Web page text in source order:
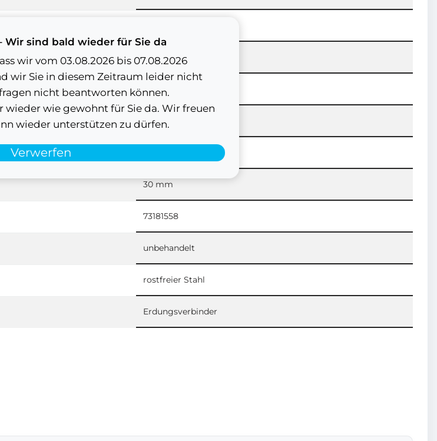
Wir sind bald wieder für Sie da
wir vom 03.08.2026 bis 07.08.2026
wir Sie in diesem Zeitraum leider nicht
nicht beantworten können.
wieder wie gewohnt für Sie da. Wir freuen
wieder unterstützen zu dürfen.
Verwerfen
Schletter
25 Jahre
44 mm
30 mm
73181558
unbehandelt
rostfreier Stahl
Erdungsverbinder